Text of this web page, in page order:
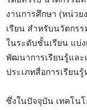
งานการศึกษา (หน่ว
เรียน สำหรับนวัตกรร
ในระดับชั้นเรียน แบ่ง
พัฒนาการเรียนรู้และ
ประเภทสื่อการเรียน
ซึ่งในปัจจุบัน เทคโน